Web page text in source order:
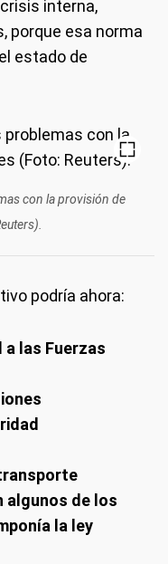
interna,
porque esa norma
estado de
con la provisión de
podría ahora:
a las Fuerzas
algunos de los
la ley